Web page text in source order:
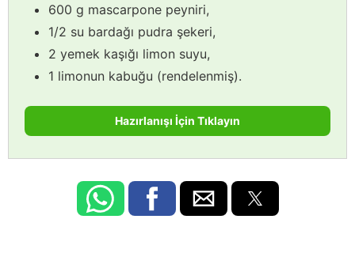
600 g mascarpone peyniri,
1/2 su bardağı pudra şekeri,
2 yemek kaşığı limon suyu,
1 limonun kabuğu (rendelenmiş).
Hazırlanışı İçin Tıklayın